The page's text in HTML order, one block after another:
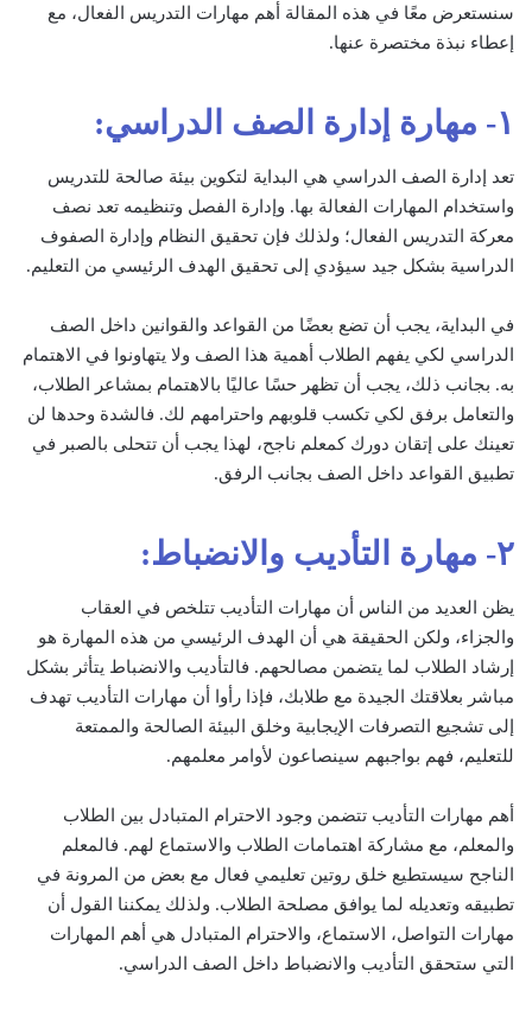
سنستعرض معًا في هذه المقالة أهم مهارات التدريس الفعال، مع
إعطاء نبذة مختصرة عنها.
١- مهارة إدارة الصف الدراسي:
تعد إدارة الصف الدراسي هي البداية لتكوين بيئة صالحة للتدريس
واستخدام المهارات الفعالة بها. وإدارة الفصل وتنظيمه تعد نصف
معركة التدريس الفعال؛ ولذلك فإن تحقيق النظام وإدارة الصفوف
الدراسية بشكل جيد سيؤدي إلى تحقيق الهدف الرئيسي من التعليم.
في البداية، يجب أن تضع بعضًا من القواعد والقوانين داخل الصف
الدراسي لكي يفهم الطلاب أهمية هذا الصف ولا يتهاونوا في الاهتمام
به. بجانب ذلك، يجب أن تظهر حسًا عاليًا بالاهتمام بمشاعر الطلاب،
والتعامل برفق لكي تكسب قلوبهم واحترامهم لك. فالشدة وحدها لن
تعينك على إتقان دورك كمعلم ناجح، لهذا يجب أن تتحلى بالصبر في
تطبيق القواعد داخل الصف بجانب الرفق.
٢- مهارة التأديب والانضباط:
يظن العديد من الناس أن مهارات التأديب تتلخص في العقاب
والجزاء، ولكن الحقيقة هي أن الهدف الرئيسي من هذه المهارة هو
إرشاد الطلاب لما يتضمن مصالحهم. فالتأديب والانضباط يتأثر بشكل
مباشر بعلاقتك الجيدة مع طلابك، فإذا رأوا أن مهارات التأديب تهدف
إلى تشجيع التصرفات الإيجابية وخلق البيئة الصالحة والممتعة
للتعليم، فهم بواجبهم سينصاعون لأوامر معلمهم.
أهم مهارات التأديب تتضمن وجود الاحترام المتبادل بين الطلاب
والمعلم، مع مشاركة اهتمامات الطلاب والاستماع لهم. فالمعلم
الناجح سيستطيع خلق روتين تعليمي فعال مع بعض من المرونة في
تطبيقه وتعديله لما يوافق مصلحة الطلاب. ولذلك يمكننا القول أن
مهارات التواصل، الاستماع، والاحترام المتبادل هي أهم المهارات
التي ستحقق التأديب والانضباط داخل الصف الدراسي.